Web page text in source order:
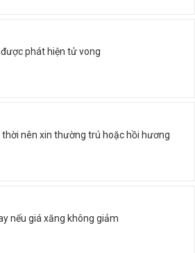
phát hiện tử vong
nên xin thường trú hoặc hồi hương
nếu giá xăng không giảm